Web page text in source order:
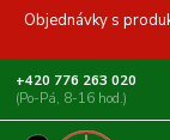
Objednávky s
+420 776 263 020
(Po-Pá, 8-16 hod.)